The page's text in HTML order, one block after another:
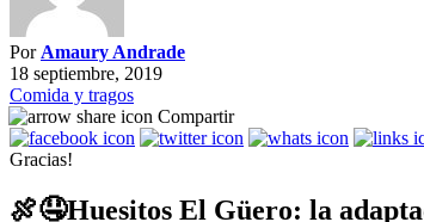
Por Amaury Andrade
18 septiembre, 2019
Comida y tragos
Compartir
Gracias!
🍖🤤Huesitos El Güero: la